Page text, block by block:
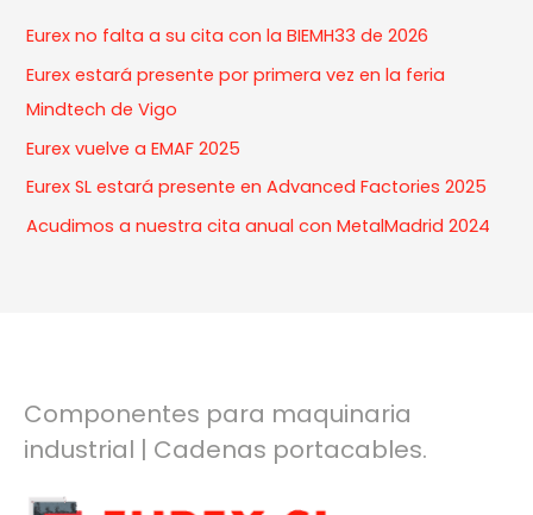
h
f
o
r
:
Eurex no falta a su cita con la BIEMH33 de 2026
Eurex estará presente por primera vez en la feria
Mindtech de Vigo
Eurex vuelve a EMAF 2025
Eurex SL estará presente en Advanced Factories 2025
Acudimos a nuestra cita anual con MetalMadrid 2024
Componentes para maquinaria
industrial | Cadenas portacables.